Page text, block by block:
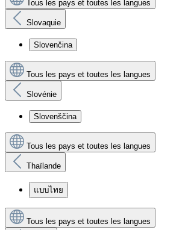
Tous les pays et toutes les langues
Slovaquie
Slovenčina
Tous les pays et toutes les langues
Slovénie
Slovenščina
Tous les pays et toutes les langues
Thaïlande
แบบไทย
Tous les pays et toutes les langues